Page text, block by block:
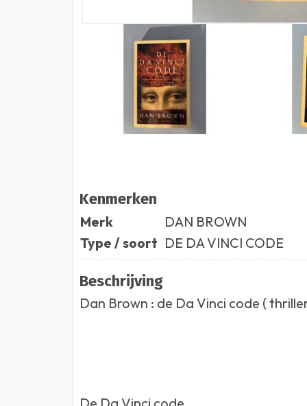
Kenmerken
Merk
DAN BROWN
Type / soort DE DA VINCI CODE
Beschrijving
Dan Brown : de Da Vinci code (